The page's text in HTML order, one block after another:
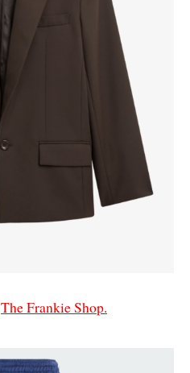
The Frankie Shop.